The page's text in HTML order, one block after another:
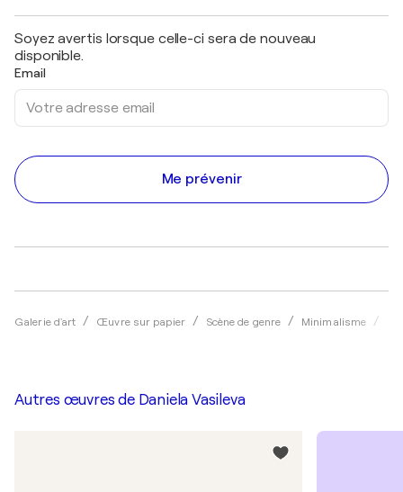
Galerie d'art Œuvre sur papier Scène de genre Minimalisme
Soyez avertis lorsque celle-ci sera de nouveau
disponible.
Email
Me prévenir
Autres œuvres de Daniela Vasileva